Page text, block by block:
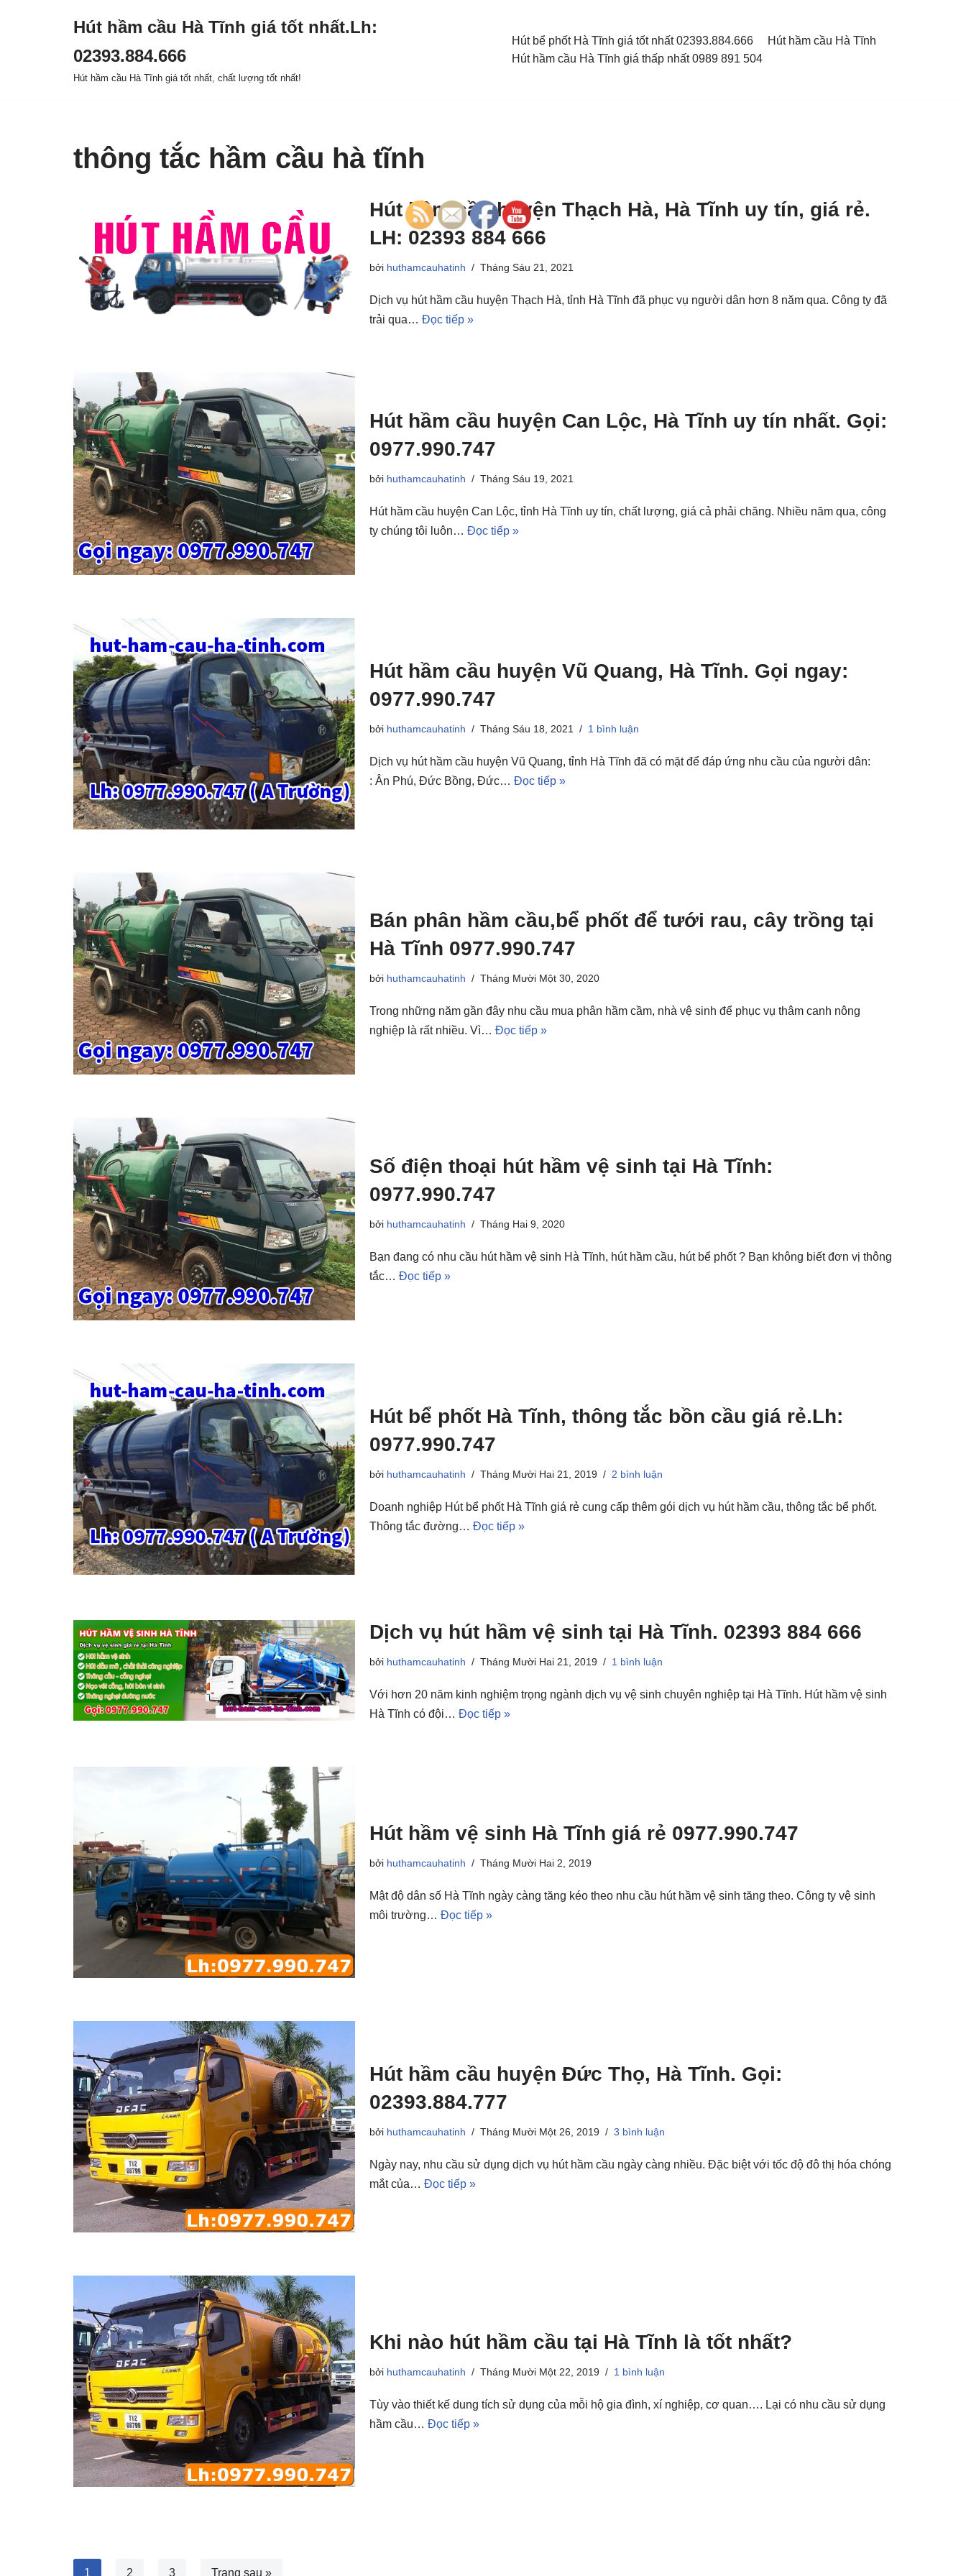
Hút hầm cầu Hà Tĩnh giá tốt nhất.Lh:
02393.884.666
Hút hầm cầu Hà Tĩnh giá tốt nhất, chất lượng tốt nhất!
Hút bể phốt Hà Tĩnh giá tốt nhất 02393.884.666
Hút hầm cầu Hà Tĩnh
Hút hầm cầu Hà Tĩnh giá thấp nhất 0989 891 504
thông tắc hầm cầu hà tĩnh
Hút hầm cầu huyện Thạch Hà, Hà Tĩnh uy tín, giá rẻ.
LH: 02393 884 666
bởi huthamcauhatinh Tháng Sáu 21, 2021
Dịch vụ hút hầm cầu huyện Thạch Hà, tỉnh Hà Tĩnh đã phục vụ người dân hơn 8 năm qua. Công ty đã
trải qua… Đọc tiếp »
Hút hầm cầu huyện Can Lộc, Hà Tĩnh uy tín nhất. Gọi:
0977.990.747
bởi huthamcauhatinh Tháng Sáu 19, 2021
Hút hầm cầu huyện Can Lộc, tỉnh Hà Tĩnh uy tín, chất lượng, giá cả phải chăng. Nhiều năm qua, công
ty chúng tôi luôn… Đọc tiếp »
Hút hầm cầu huyện Vũ Quang, Hà Tĩnh. Gọi ngay:
0977.990.747
bởi huthamcauhatinh Tháng Sáu 18, 2021 1 bình luận
Dịch vụ hút hầm cầu huyện Vũ Quang, tỉnh Hà Tĩnh đã có mặt để đáp ứng nhu cầu của người dân:
: Ân Phú, Đức Bồng, Đức… Đọc tiếp »
Bán phân hầm cầu,bể phốt để tưới rau, cây trồng tại
Hà Tĩnh 0977.990.747
bởi huthamcauhatinh Tháng Mười Một 30, 2020
Trong những năm gần đây nhu cầu mua phân hầm cầm, nhà vệ sinh để phục vụ thâm canh nông
nghiệp là rất nhiều. Vì… Đọc tiếp »
Số điện thoại hút hầm vệ sinh tại Hà Tĩnh:
0977.990.747
bởi huthamcauhatinh Tháng Hai 9, 2020
Bạn đang có nhu cầu hút hầm vệ sinh Hà Tĩnh, hút hầm cầu, hút bể phốt ? Bạn không biết đơn vị thông
tắc… Đọc tiếp »
Hút bể phốt Hà Tĩnh, thông tắc bồn cầu giá rẻ.Lh:
0977.990.747
bởi huthamcauhatinh Tháng Mười Hai 21, 2019 2 bình luận
Doanh nghiệp Hút bể phốt Hà Tĩnh giá rẻ cung cấp thêm gói dịch vụ hút hầm cầu, thông tắc bể phốt.
Thông tắc đường… Đọc tiếp »
Dịch vụ hút hầm vệ sinh tại Hà Tĩnh. 02393 884 666
bởi huthamcauhatinh Tháng Mười Hai 21, 2019 1 bình luận
Với hơn 20 năm kinh nghiệm trọng ngành dịch vụ vệ sinh chuyên nghiệp tại Hà Tĩnh. Hút hầm vệ sinh
Hà Tĩnh có đội… Đọc tiếp »
Hút hầm vệ sinh Hà Tĩnh giá rẻ 0977.990.747
bởi huthamcauhatinh Tháng Mười Hai 2, 2019
Mật độ dân số Hà Tĩnh ngày càng tăng kéo theo nhu cầu hút hầm vệ sinh tăng theo. Công ty vệ sinh
môi trường… Đọc tiếp »
Hút hầm cầu huyện Đức Thọ, Hà Tĩnh. Gọi:
02393.884.777
bởi huthamcauhatinh Tháng Mười Một 26, 2019 3 bình luận
Ngày nay, nhu cầu sử dụng dịch vụ hút hầm cầu ngày càng nhiều. Đặc biệt với tốc độ đô thị hóa chóng
mắt của… Đọc tiếp »
Khi nào hút hầm cầu tại Hà Tĩnh là tốt nhất?
bởi huthamcauhatinh Tháng Mười Một 22, 2019 1 bình luận
Tùy vào thiết kế dung tích sử dụng của mỗi hộ gia đình, xí nghiệp, cơ quan…. Lại có nhu cầu sử dụng
hầm cầu… Đọc tiếp »
1 2 3 Trang sau »